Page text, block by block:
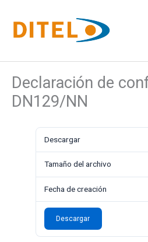
contenido
Declaración de
DN129/NN
Descargar
Tamaño del archivo
Fecha de creación
Descargar